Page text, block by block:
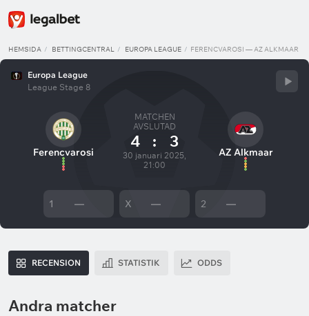
HEMSIDA BETTINGCENTRAL EUROPA LEAGUE FERENCVAROSI — AZ ALKMAAR
Europa League
League Stage 8
Ferencvarosi
MATCHEN
AVSLUTAD
4 : 3
30 januari 2025,
21:00
AZ Alkmaar
1 — X — 2 —
RECENSION STATISTIK ODDS
Andra matcher